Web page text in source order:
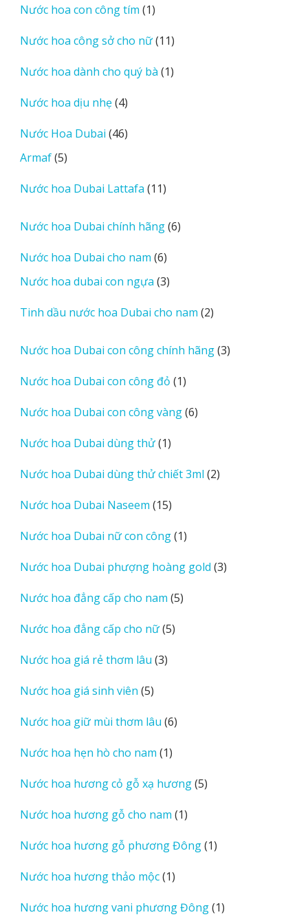
Nước hoa con công tím 11
phẩm
Nước hoa công sở cho nữ 1111
phẩm
Nước hoa dành cho quý bà 11
Nước hoa dịu nhẹ 44
phẩm
Nước Hoa Dubai 4646
Armaf 55
phẩm
Nước hoa Dubai Lattafa 1111
phẩm
Nước hoa Dubai chính hãng 66
Nước hoa Dubai cho nam 66
sản
phẩm
Nước hoa dubai con ngựa 33
phẩm
Tinh dầu nước hoa Dubai cho nam 22
phẩm
Nước hoa Dubai con công chính hãng 33
Nước hoa Dubai con công đỏ 11
phẩm
Nước hoa Dubai con công vàng 66
Nước hoa Dubai dùng thử 11
phẩm
Nước hoa Dubai dùng thử chiết 3ml 22
Nước hoa Dubai Naseem 1515
phẩm
Nước hoa Dubai nữ con công 11
phẩm
Nước hoa Dubai phượng hoàng gold 33
Nước hoa đẳng cấp cho nam 55
Nước hoa đẳng cấp cho nữ 55
Nước hoa giá rẻ thơm lâu 33
Nước hoa giá sinh viên 55
phẩm
Nước hoa giữ mùi thơm lâu 66
Nước hoa hẹn hò cho nam 11
phẩm
Nước hoa hương cỏ gỗ xạ hương 55
Nước hoa hương gỗ cho nam 11
phẩm
Nước hoa hương gỗ phương Đông 11
Nước hoa hương thảo mộc 11
phẩm
Nước hoa hương vani phương Đông 11